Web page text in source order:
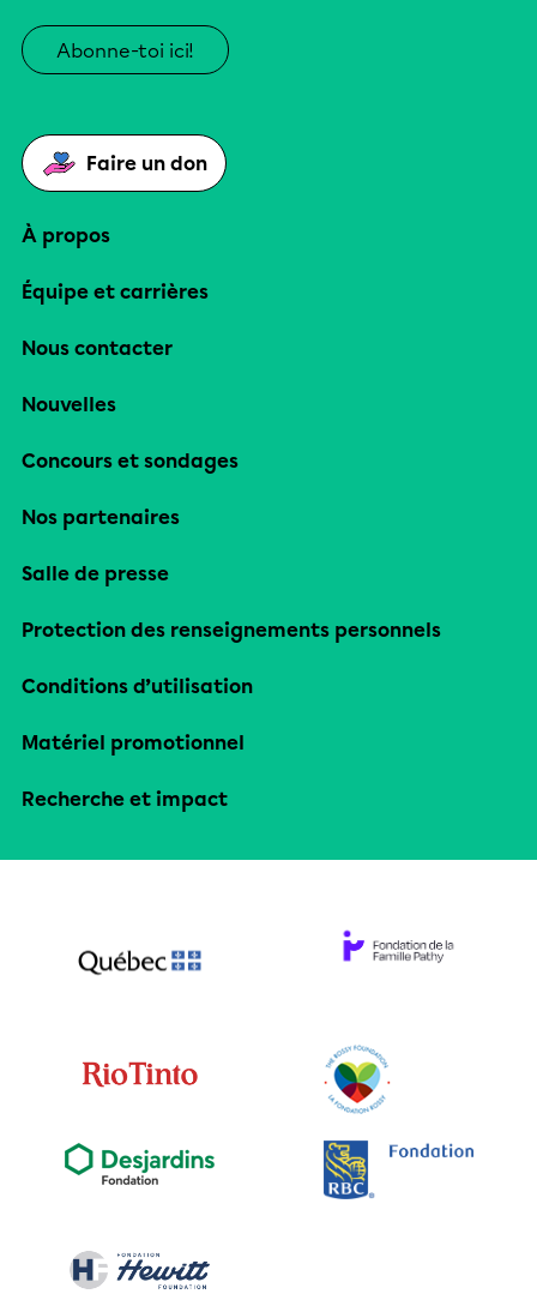
Abonne-toi ici!
Faire un don
À propos
Équipe et carrières
Nous contacter
Nouvelles
Concours et sondages
Nos partenaires
Salle de presse
Protection des renseignements personnels
Conditions d’utilisation
Matériel promotionnel
Recherche et impact